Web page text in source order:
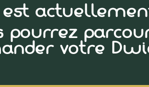
est
pourrez
votre